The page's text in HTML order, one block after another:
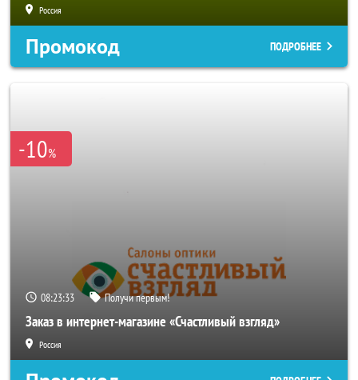
Россия
Промокод ПОДРОБНЕЕ
-10%
08:23:33 Получи первым!
Заказ в интернет-магазине «Счастливый взгляд»
Россия